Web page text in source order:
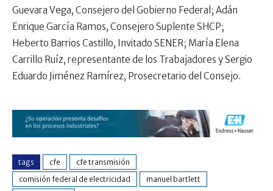
Guevara Vega, Consejero del Gobierno Federal; Adán
Enrique García Ramos, Consejero Suplente SHCP;
Heberto Barrios Castillo, Invitado SENER; María Elena
Carrillo Ruíz, representante de los Trabajadores y Sergio
Eduardo Jiménez Ramírez, Prosecretario del Consejo.
tags cfe
cfe transmisión
comisión federal de electricidad
manuel bartlett